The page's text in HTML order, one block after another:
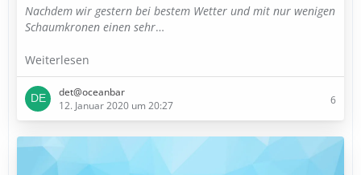
Nachdem wir gestern bei bestem Wetter und mit nur wenigen
Schaumkronen einen sehr…
Weiterlesen
det@oceanbar
12. Januar 2020 um 20:27
6